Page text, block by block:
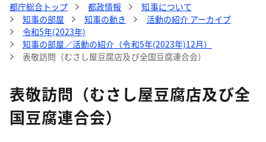
都庁総合トップ 都政情報
知事について
知事の部屋
知事の動き
活動の紹介 アーカイブ
令和5年(2023年)
知事の部屋／活動の紹介（令和5年(2023年)12月）
表敬訪問（むさし屋豆腐店及び全国豆腐連合会）
表敬訪問（むさし屋豆腐店及び全
国豆腐連合会）